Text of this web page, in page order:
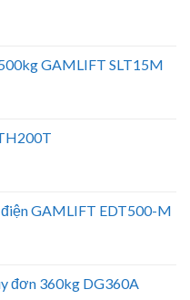
GAMLIFT SLT15M
điện GAMLIFT EDT500-M
đơn 360kg DG360A